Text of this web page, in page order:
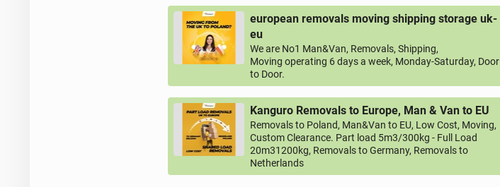
european removals moving shipping storage uk-
eu
We are No1 Man&Van, Removals, Shipping,
Moving operating 6 days a week, Monday-Saturday, Door
to Door.
Kanguro Removals to Europe, Man & Van to EU
Removals to Poland, Man&Van to EU, Low Cost, Moving,
Custom Clearance. Part load 5m3/300kg - Full Load
20m31200kg, Removals to Germany, Removals to
Netherlands